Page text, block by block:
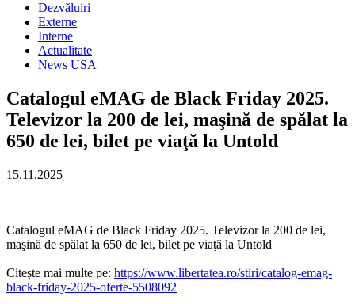
Dezvăluiri
Externe
Interne
Actualitate
News USA
Catalogul eMAG de Black Friday 2025.
Televizor la 200 de lei, maşină de spălat la
650 de lei, bilet pe viaţă la Untold
15.11.2025
Catalogul eMAG de Black Friday 2025. Televizor la 200 de lei,
maşină de spălat la 650 de lei, bilet pe viaţă la Untold
Citește mai multe pe: https://www.libertatea.ro/stiri/catalog-emag-
black-friday-2025-oferte-5508092